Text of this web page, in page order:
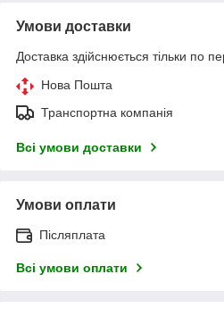
Умови доставки
Доставка здійснюється тільки по
Нова Пошта
Транспортна компанія
Всі умови доставки
Умови оплати
Післяплата
Всі умови оплати